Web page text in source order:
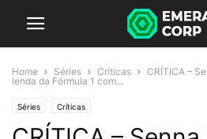
Home Séries Críticas
CRÍTICA –
lenda da Fórmula 1 com...
Séries Críticas